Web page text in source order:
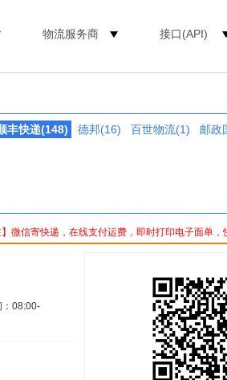
物流服务商 接口(API)
丰快递(148) 德邦(16) 百世物流(1)
邮政
】微信寄快递，在线支付运费，即时打印电子面单
：08:00-